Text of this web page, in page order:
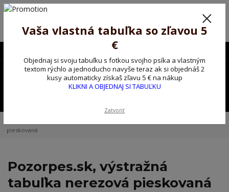
Poprosíme ctených zákazníkov o trpezlivosť, v tomto období máme
Preto sme Vám pripravili malý darček ako ospravedlnenie.
!!! ZĽAVA 5€ na PRVÚ objednávku nad 30€ s kódom pozorpes5 !!!
0,00 EUR
pieskovaná
Pozorpes.sk, výstražná
tabuľka nerezová pieskovaná
Vaša vlastná tabuľka so zľavou 5
€
Objednaj si svoju tabuľku s fotkou svojho psíka a vlastným
textom rýchlo a jednoducho navyše teraz ak si objednáš 2
kusy automaticky získaš zľavu 5 € na nákup
KLIKNI A OBJEDNAJ SI TABUĽKU
Zatvoriť